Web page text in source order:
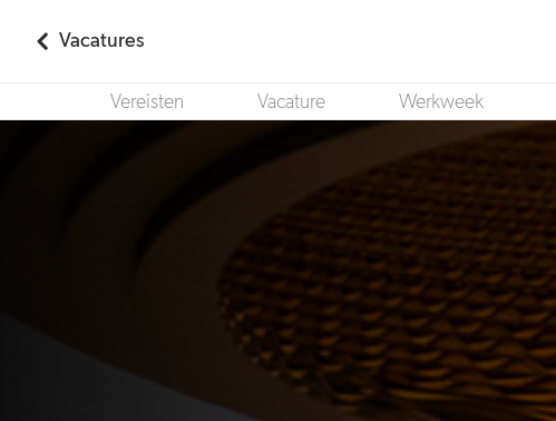
Vacatures
Vereisten Vacature Werkweek